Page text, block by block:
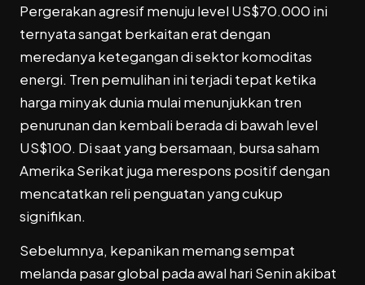
Pergerakan agresif menuju level US$70.000 ini
ternyata sangat berkaitan erat dengan
meredanya ketegangan di sektor komoditas
energi. Tren pemulihan ini terjadi tepat ketika
harga minyak dunia mulai menunjukkan tren
penurunan dan kembali berada di bawah level
US$100. Di saat yang bersamaan, bursa saham
Amerika Serikat juga merespons positif dengan
mencatatkan reli penguatan yang cukup
signifikan.
Sebelumnya, kepanikan memang sempat
melanda pasar global pada awal hari Senin akibat